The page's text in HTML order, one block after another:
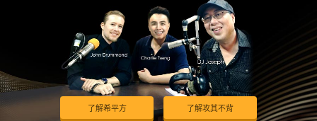
了解希平方 了解攻其不背